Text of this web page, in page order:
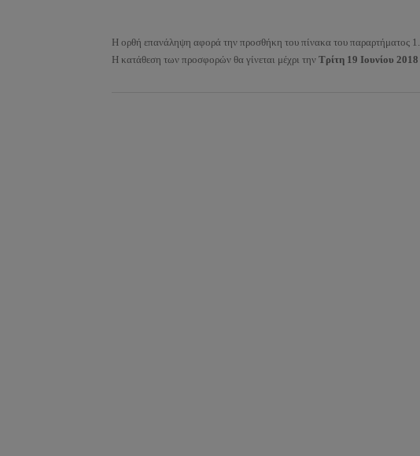
Η ορθή επανάληψη αφορά την προσθήκη του πίνακα του παραρτήματος 1.
Η κατάθεση των προσφορών θα γίνεται μέχρι την Τρίτη 19 Ιουνίου 2018